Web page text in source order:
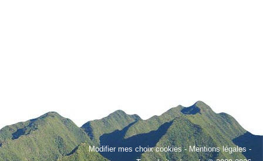
Modifier mes choix cookies-Mentions légales -